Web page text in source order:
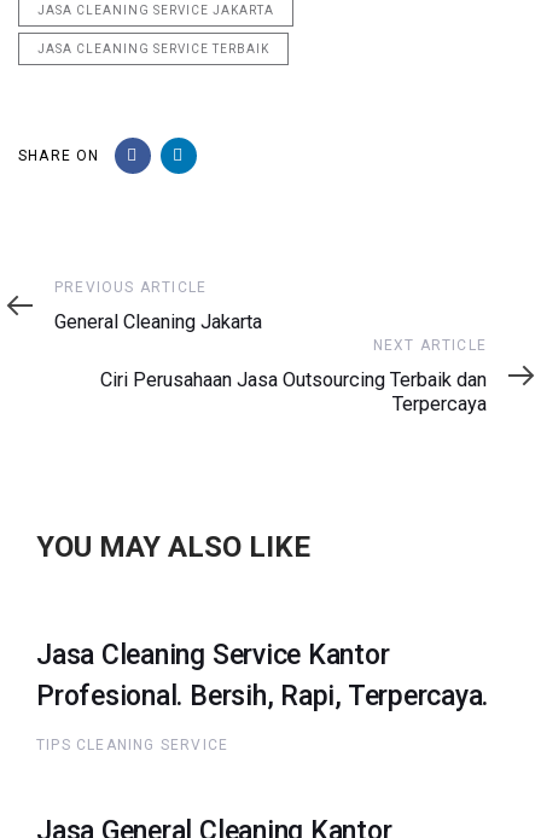
JASA CLEANING SERVICE JAKARTA
JASA CLEANING SERVICE TERBAIK
SHARE ON
Previous
Article
PREVIOUS ARTICLE
General Cleaning Jakarta
NEXT ARTICLE
Ciri Perusahaan Jasa Outsourcing Terbaik dan
Terpercaya
YOU MAY ALSO LIKE
Jasa Cleaning Service Kantor
Profesional. Bersih, Rapi, Terpercaya.
TIPS CLEANING SERVICE
Jasa General Cleaning Kantor